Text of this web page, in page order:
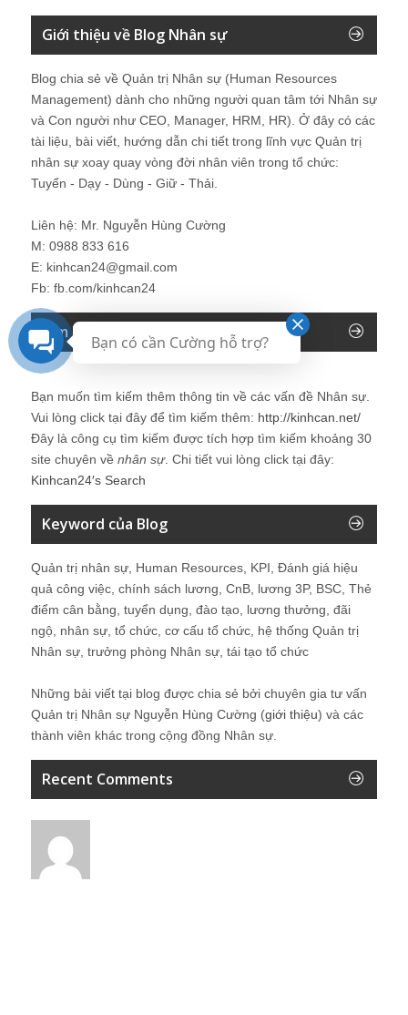
Giới thiệu về Blog Nhân sự
Blog chia sẻ về Quản trị Nhân sự (Human Resources
Management) dành cho những người quan tâm tới Nhân sự
và Con người như CEO, Manager, HRM, HR). Ở đây có các
tài liệu, bài viết, hướng dẫn chi tiết trong lĩnh vực Quản trị
nhân sự xoay quay vòng đời nhân viên trong tổ chức:
Tuyển - Dạy - Dùng - Giữ - Thải.
Liên hệ: Mr. Nguyễn Hùng Cường
M: 0988 833 616
E: kinhcan24@gmail.com
Fb: fb.com/kinhcan24
Tìm kiếm trên Blog Nhân sự
Bạn muốn tìm kiếm thêm thông tin về các vấn đề Nhân sự
Vui lòng click tại đây để tìm kiếm thêm: http://kinhcan.net/
Đây là công cụ tìm kiếm được tích hợp tìm kiếm khoảng 30
site chuyên về nhân sự. Chi tiết vui lòng click tại đây:
Kinhcan24′s Search
Keyword của Blog
Quản trị nhân sự, Human Resources, KPI, Đánh giá hiệu
quả công việc, chính sách lương, CnB, lương 3P, BSC, Thẻ
điểm cân bằng, tuyển dụng, đào tạo, lương thưởng, đãi
ngộ, nhân sự, tổ chức, cơ cấu tổ chức, hệ thống Quản trị
Nhân sự, trưởng phòng Nhân sự, tái tạo tổ chức
Những bài viết tại blog được chia sẻ bởi chuyên gia tư vấn
Quản trị Nhân sự Nguyễn Hùng Cường (giới thiệu) và các
thành viên khác trong cộng đồng Nhân sự.
Recent Comments
Bạn có cần Cường hỗ trợ?